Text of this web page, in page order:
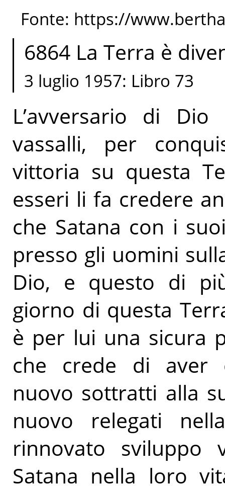
Fonte: https://
6864 La Terra è
3 luglio 1957: Libro 73
L’avversario di
vassalli, per
vittoria su questa
esseri li fa credere
che Satana con i
presso gli uomini
Dio, e questo di
giorno di questa
è per lui una sicura
che crede di aver
nuovo sottratti alla
nuovo relegati
rinnovato sviluppo
Satana nella loro